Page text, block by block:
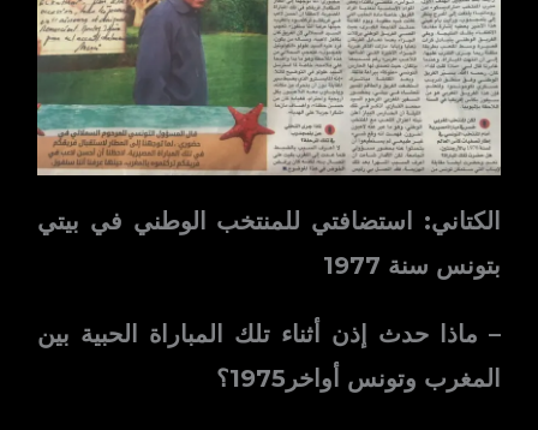
الكتاني: استضافتي للمنتخب الوطني في بيتي
بتونس سنة 1977
– ماذا حدث إذن أثناء تلك المباراة الحبية بين
المغرب وتونس أواخر1975؟